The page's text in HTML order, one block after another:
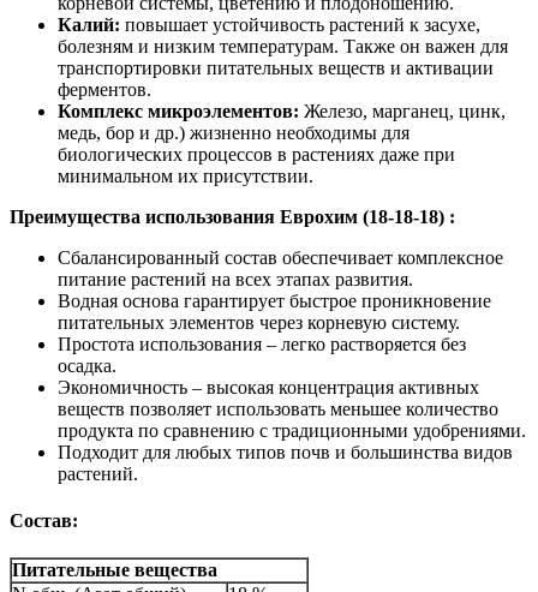
Калий: повышает устойчивость растений к засухе,
болезням и низким температурам. Также он важен для
транспортировки питательных веществ и активации
ферментов.
Комплекс микроэлементов: Железо, марганец, цинк,
медь, бор и др.) жизненно необходимы для
биологических процессов в растениях даже при
минимальном их присутствии.
Преимущества использования Еврохим (18-18-18) :
Сбалансированный состав обеспечивает комплексное
питание растений на всех этапах развития.
Водная основа гарантирует быстрое проникновение
питательных элементов через корневую систему.
Простота использования – легко растворяется без
осадка.
Экономичность – высокая концентрация активных
веществ позволяет использовать меньшее количество
продукта по сравнению с традиционными удобрениями.
Подходит для любых типов почв и большинства видов
растений.
Состав:
Питательные вещества